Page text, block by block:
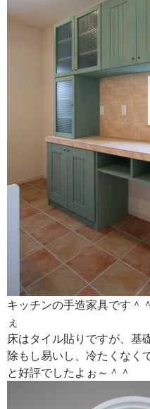
キッチンの手造家具です
ぇ
床はタイル貼りですが、基
除もし易いし、冷たくなく
と好評でしたよぉ～＾＾